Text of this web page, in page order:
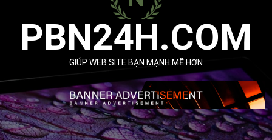
PBN24H.COM
GIÚP WEB SITE BẠN MẠNH MẼ HƠN